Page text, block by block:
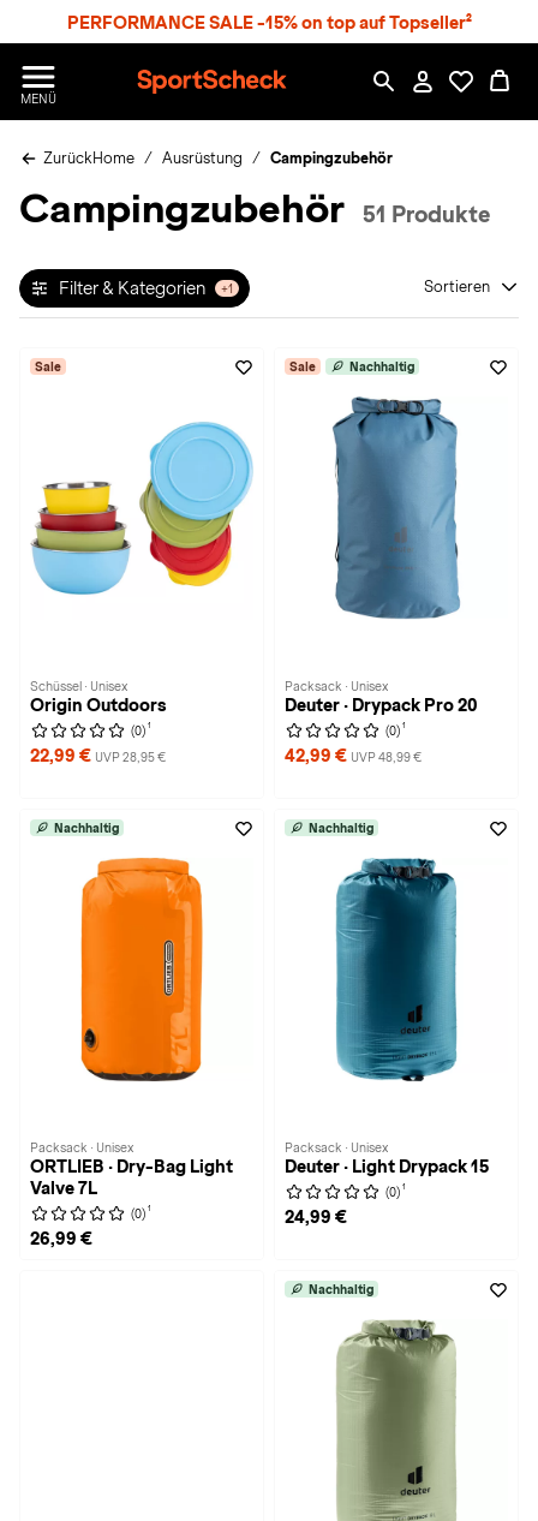
PERFORMANCE SALE -15% on top auf Topseller²
MENÜ
p
r
S
e
c
k
ZurückHome Ausrüstung Campingzubehör
Campingzubehör 51 Produkte
Filter & Kategorien +1 Sortieren
Sale
Schüssel · Unisex
Origin Outdoors
(0) 1
22,99 € UVP 28,95 €
Sale Nachhaltig
Packsack · Unisex
Deuter · Drypack Pro 20
(0) 1
42,99 € UVP 48,99 €
Nachhaltig
Packsack · Unisex
ORTLIEB · Dry-Bag Light
Valve 7L
(0) 1
26,99 €
Nachhaltig
Packsack · Unisex
Deuter · Light Drypack 15
(0) 1
24,99 €
Nachhaltig